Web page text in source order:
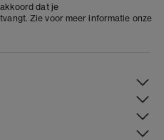
dat je
Zie voor meer informatie onze